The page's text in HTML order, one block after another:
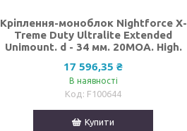
Кріплення-моноблок Nightforce X-
Treme Duty Ultralite Extended
Unimount. d - 34 мм. 20МОА. High.
17 596,35 ₴
В наявності
F100644
Купити